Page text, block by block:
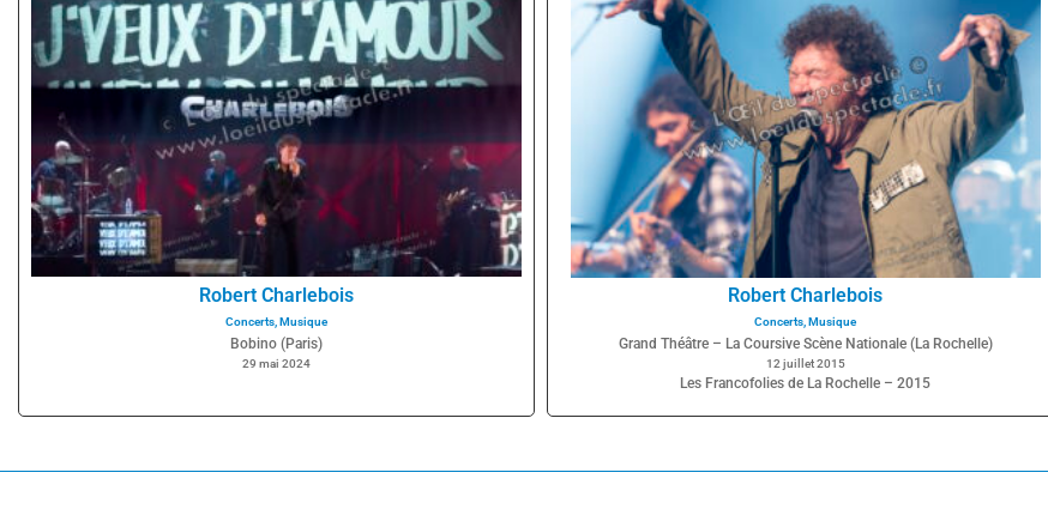
Robert Charlebois
Concerts, Musique
Bobino (Paris)
29 mai 2024
Robert Charlebois
Concerts, Musique
Grand Théâtre – La Coursive Scène Nationale (La Rochelle)
12 juillet 2015
Les Francofolies de La Rochelle – 2015